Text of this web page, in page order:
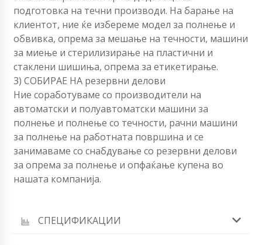
подготовка на течни производи. На барање на
клиентот, ние ќе избереме модел за полнење и
обвивка, опрема за мешање на течности, машини
за миење и стерилизирање на пластични и
стаклени шишиња, опрема за етикетирање.
3) СОБИРАЕ НА резервни делови
Ние соработуваме со производители на
автоматски и полуавтоматски машини за
полнење и полнење со течности, рачни машини
за полнење на работната површина и се
занимаваме со снабдување со резервни делови
за опрема за полнење и опфаќање купена во
нашата компанија.
СПЕЦИФИКАЦИИ